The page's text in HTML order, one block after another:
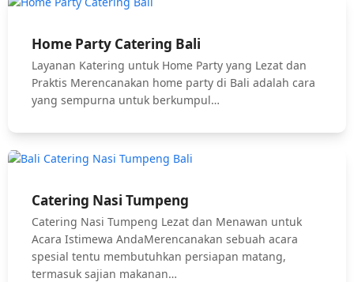
Home Party Catering Bali
Layanan Katering untuk Home Party yang Lezat dan
Praktis Merencanakan home party di Bali adalah cara
yang sempurna untuk berkumpul…
Catering Nasi Tumpeng
Catering Nasi Tumpeng Lezat dan Menawan untuk
Acara Istimewa AndaMerencanakan sebuah acara
spesial tentu membutuhkan persiapan matang,
termasuk sajian makanan…